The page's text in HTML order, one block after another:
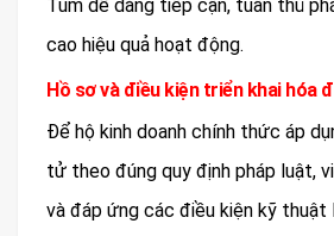
Tum dễ dàng tiếp cận, tuân thủ
cao hiệu quả hoạt động.
Hồ sơ và điều kiện triển khai hóa
Để hộ kinh doanh chính thức áp
tử theo đúng quy định pháp luật,
và đáp ứng các điều kiện kỹ